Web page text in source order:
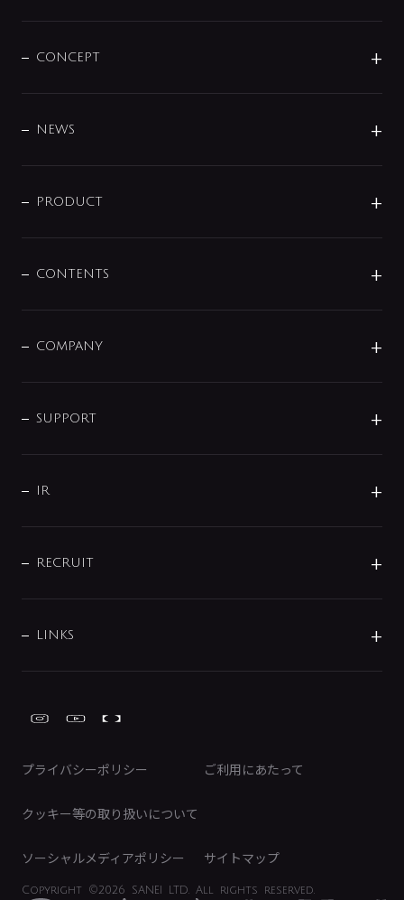
Copyright ©2026 SANEI LTD. All rights reserved.
プライバシーポリシー ご利用にあたって
クッキー等の取り扱いについて
ソーシャルメディアポリシー サイトマップ
CONCEPT
DESIGN
NEWS
商品に関して
その他
PRODUCT
センサー・タッチ水栓
単水栓
分岐
配管システム
バス・空調周辺用品
トイレ周辺用品
CONTENTS
じぶんシャワーが見つかる
COMPANY
企業理念
会社概要
事業所案内
SUPPORT
よくあるご質問
データダウンロード
みらいエコ住宅2026事業
IR
IRニュース
IRライブラリ
電子公告
RECRUIT
募集要項
LINKS